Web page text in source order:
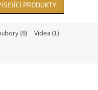
PRODUKTY
(6) Videa (1)